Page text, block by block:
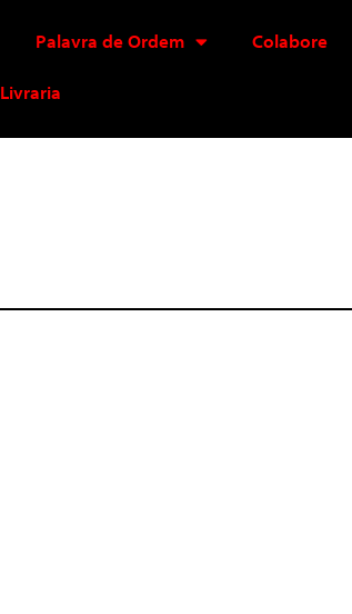
Palavra de Ordem Colabore
Livraria